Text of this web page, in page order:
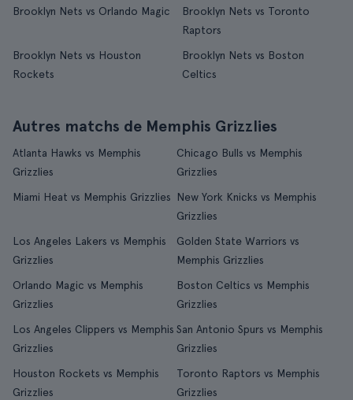
Brooklyn Nets vs Orlando Magic
Brooklyn Nets vs Toronto
Raptors
Brooklyn Nets vs Houston
Rockets
Brooklyn Nets vs Boston
Celtics
Autres matchs de Memphis Grizzlies
Atlanta Hawks vs Memphis
Grizzlies
Chicago Bulls vs Memphis
Grizzlies
Miami Heat vs Memphis Grizzlies
New York Knicks vs Memphis
Grizzlies
Los Angeles Lakers vs Memphis
Grizzlies
Golden State Warriors vs
Memphis Grizzlies
Orlando Magic vs Memphis
Grizzlies
Boston Celtics vs Memphis
Grizzlies
Los Angeles Clippers vs Memphis
Grizzlies
San Antonio Spurs vs Memphis
Grizzlies
Houston Rockets vs Memphis
Grizzlies
Toronto Raptors vs Memphis
Grizzlies